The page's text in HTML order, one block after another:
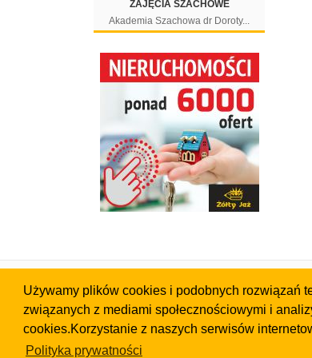
Używamy plików cookies i podobnych rozwiązań
związanych z mediami społecznościowymi i
cookies.Korzystanie z naszych serwisów
Polityka prywatności
ZAJĘCIA SZACHOWE
Akademia Szachowa dr Doroty...
Ogłoszenia
Katalog firm
Gadżety
Szukaj
Cennik
Kontakt